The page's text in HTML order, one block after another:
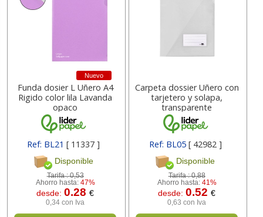
Nuevo
Funda dosier L Uñero A4
Rigido color lila Lavanda
opaco
Ref: BL21[ 11337 ]
Disponible
Tarifa :0,53
Ahorro hasta: 47%
desde:0.28€
0,34 con Iva
Carpeta dossier Uñero con
tarjetero y solapa,
transparente
Ref: BL05 [ 42982 ]
Disponible
Tarifa :0,88
Ahorro hasta: 41%
desde:0.52€
0,63 con Iva